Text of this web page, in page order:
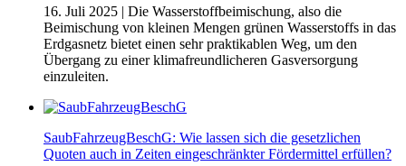
16. Juli 2025 | Die Wasserstoffbeimischung, also die
Beimischung von kleinen Mengen grünen Wasserstoffs in das
Erdgasnetz bietet einen sehr praktikablen Weg, um den
Übergang zu einer klimafreundlicheren Gasversorgung
einzuleiten.
SaubFahrzeugBeschG: Wie lassen sich die gesetzlichen
Quoten auch in Zeiten eingeschränkter Fördermittel erfüllen?